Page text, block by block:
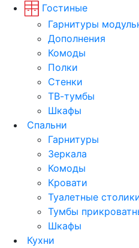
Гостиные
Гарнитуры
Дополнения
Комоды
Полки
Стенки
ТВ-тумбы
Шкафы
Спальни
Гарнитуры
Зеркала
Комоды
Кровати
Туалетные
Тумбы
Шкафы
Кухни